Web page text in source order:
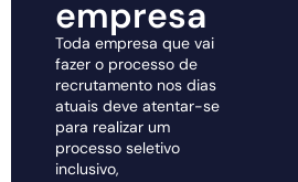
empresa
Toda empresa que vai
fazer o processo de
recrutamento nos dias
atuais deve atentar-se
para realizar um
processo seletivo
inclusivo,